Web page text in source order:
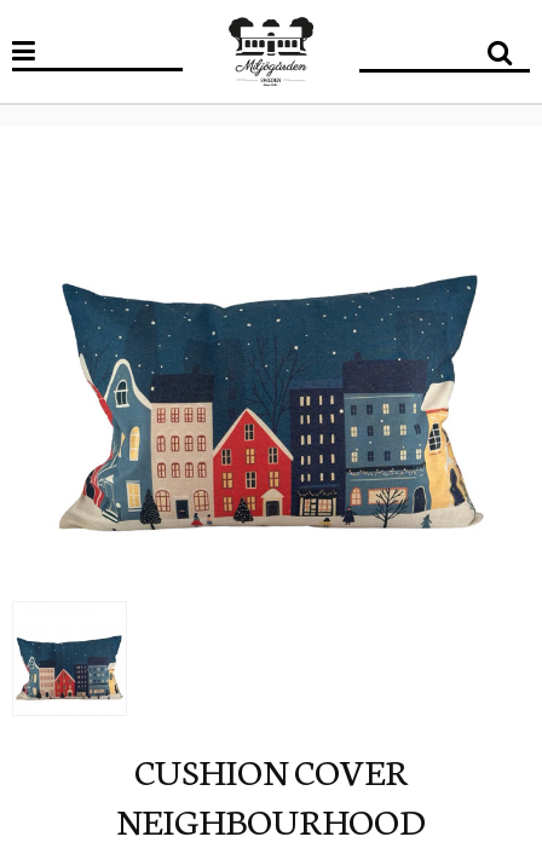
CUSHION COVER
NEIGHBOURHOOD